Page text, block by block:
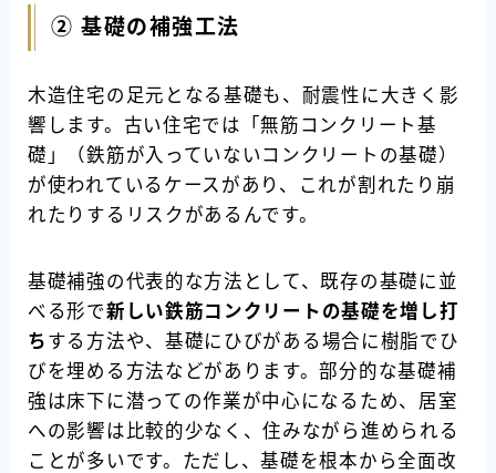
② 基礎の補強工法
木造住宅の足元となる基礎も、耐震性に大きく影
響します。古い住宅では「無筋コンクリート基
礎」（鉄筋が入っていないコンクリートの基礎）
が使われているケースがあり、これが割れたり崩
れたりするリスクがあるんです。
基礎補強の代表的な方法として、既存の基礎に並
べる形で新しい鉄筋コンクリートの基礎を増し打
ち する方法や、基礎にひびがある場合に樹脂でひ
びを埋める方法などがあります。部分的な基礎補
強は床下に潜っての作業が中心になるため、居室
への影響は比較的少なく、住みながら進められる
ことが多いです。ただし、基礎を根本から全面改